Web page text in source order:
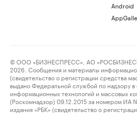
Android
© ООО «БИЗНЕСПРЕСС», АО
2026. Сообщения и материалы
(свидетельство о регистрации средства
выдано Федеральной службой по надзору в
информационных технологий и массовых
(Роскомнадзор) 09.12.2015 за номером ИА
издания «РБК» (свидетельство о